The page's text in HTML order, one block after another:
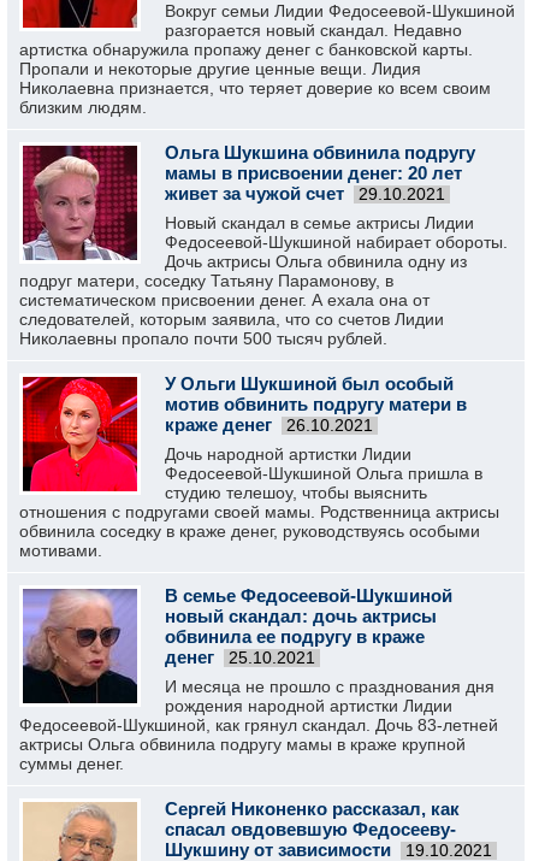
Вокруг семьи Лидии Федосеевой-Шукшиной
разгорается новый скандал. Недавно
артистка обнаружила пропажу денег с банковской карты.
Пропали и некоторые другие ценные вещи. Лидия
Николаевна признается, что теряет доверие ко всем своим
близким людям.
Ольга Шукшина обвинила подругу
мамы в присвоении денег: 20 лет
живет за чужой счет
29.10.2021
Новый скандал в семье актрисы Лидии
Федосеевой-Шукшиной набирает обороты.
Дочь актрисы Ольга обвинила одну из
подруг матери, соседку Татьяну Парамонову, в
систематическом присвоении денег. А ехала она от
следователей, которым заявила, что со счетов Лидии
Николаевны пропало почти 500 тысяч рублей.
У Ольги Шукшиной был особый
мотив обвинить подругу матери в
краже денег
26.10.2021
Дочь народной артистки Лидии
Федосеевой-Шукшиной Ольга пришла в
студию телешоу, чтобы выяснить
отношения с подругами своей мамы. Родственница актрисы
обвинила соседку в краже денег, руководствуясь особыми
мотивами.
В семье Федосеевой-Шукшиной
новый скандал: дочь актрисы
обвинила ее подругу в краже
денег
25.10.2021
И месяца не прошло с празднования дня
рождения народной артистки Лидии
Федосеевой-Шукшиной, как грянул скандал. Дочь 83-летней
актрисы Ольга обвинила подругу мамы в краже крупной
суммы денег.
Сергей Никоненко рассказал, как
спасал овдовевшую Федосееву-
Шукшину от зависимости
19.10.2021